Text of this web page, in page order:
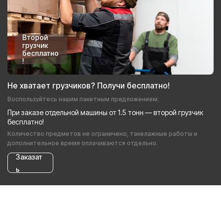
Второй
грузчик
бесплатно
!
Не хватает грузчиков? Получи бесплатно!
Воспользуйтесь нашим пакетным предложением:
При заказе отдельной машины от 1.5 тонн — второй грузчик
бесплатно!
Количество предметов не ограничено, такелажные работы и
дополнительное время оплачиваются отдельно.
Заказат
ь